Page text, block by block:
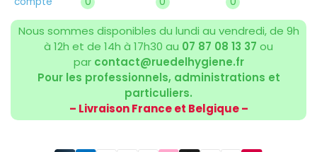
Nous sommes disponibles du lundi au vendredi, de 9h
à 12h et de 14h à 17h30 au 07 87 08 13 37 ou
par contact@ruedelhygiene.fr
Pour les professionnels, administrations et
particuliers.
– Livraison France et Belgique –